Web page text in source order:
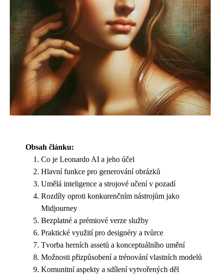
Obsah článku:
Co je Leonardo AI a jeho účel
Hlavní funkce pro generování obrázků
Umělá inteligence a strojové učení v pozadí
Rozdíly oproti konkurenčním nástrojům jako
Midjourney
Bezplatné a prémiové verze služby
Praktické využití pro designéry a tvůrce
Tvorba herních assetů a konceptuálního umění
Možnosti přizpůsobení a trénování vlastních modelů
Komunitní aspekty a sdílení vytvořených děl